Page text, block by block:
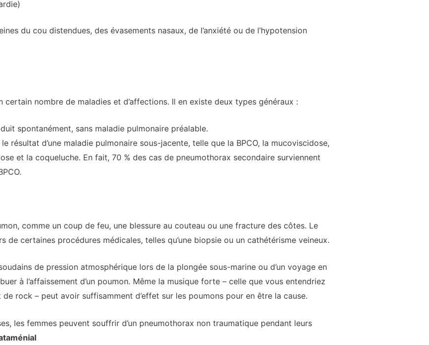
du cou distendues, des évasements nasaux, de l’anxiété ou de l’hypotension
nombre de maladies et d’affections. Il en existe deux types généraux :
spontanément, sans maladie pulmonaire préalable.
résultat d’une maladie pulmonaire sous-jacente, telle que la BPCO, la mucoviscidose,
et la coqueluche. En fait, 70 % des cas de pneumothorax secondaire surviennent
comme un coup de feu, une blessure au couteau ou une fracture des côtes. Le
certaines procédures médicales, telles qu’une biopsie ou un cathétérisme veineux.
de pression atmosphérique lors de la plongée sous-marine ou d’un voyage en
à l’affaissement d’un poumon. Même la musique forte – celle que vous entendriez
rock – peut avoir suffisamment d’effet sur les poumons pour en être la cause.
les femmes peuvent souffrir d’un pneumothorax non traumatique pendant leurs